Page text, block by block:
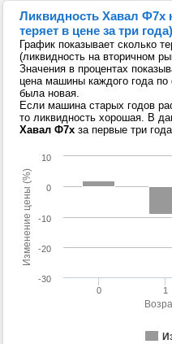
Ликвидность Хавал Ф7х
теряет в цене за три года)
График показывает сколько
(ликвидность на вторичном
Значения в процентах
цена машины каждого года
была новая.
Если машина старых годов
то ликвидность хорошая. В
Хавал Ф7х за первые три
Изменение цены (%)
0 1
-30
-20
-10
0
10